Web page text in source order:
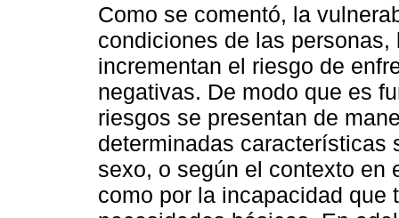
Como se comentó, la
condiciones de las
incrementan el riesgo de
negativas. De modo que es
riesgos se presentan de
determinadas características
sexo, o según el contexto en
como por la incapacidad que